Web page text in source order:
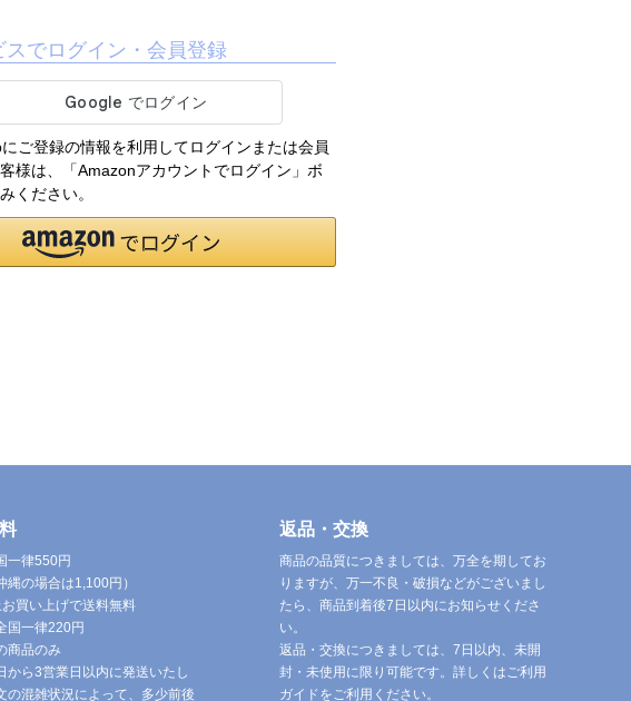
スでログイン・会員登録
ご登録の情報を利用してログインまたは会員
様は、「Amazonアカウントでログイン」ボ
ください。
律550円
縄の場合は1,100円）
買い上げで送料無料
国一律220円
商品のみ
から3営業日以内に発送いたし
の混雑状況によって、多少前後
返品・交換
商品の品質につきましては、万全を期してお
りますが、万一不良・破損などがございまし
たら、商品到着後7日以内にお知らせくださ
い。
返品・交換につきましては、7日以内、未開
封・未使用に限り可能です。詳しくはご利用
ガイドをご利用ください。